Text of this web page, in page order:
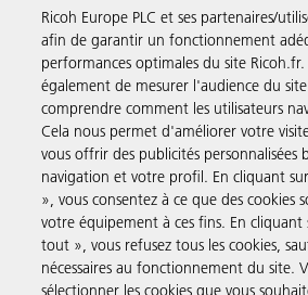
Solutions pour les
Produits et Services
Assistance & Contact
Ricoh Europe PLC et ses partenaires/
afin de garantir un fonctionnement
performances optimales du site
également de mesurer l'audience du
comprendre comment les utilisateurs
Cela nous permet d'améliorer votre
vous offrir des publicités personnalisées
navigation et votre profil. En cliquant
», vous consentez à ce que des cookies
votre équipement à ces fins. En cliquant
tout », vous refusez tous les cookies,
nécessaires au fonctionnement du site.
sélectionner les cookies que vous